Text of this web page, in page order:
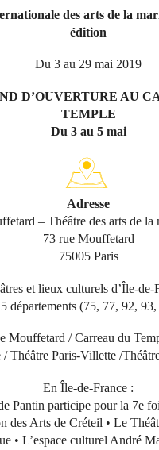
des arts de la
édition
Du 3 au 29 mai 2019
D’OUVERTURE AU
TEMPLE
Du 3 au 5 mai
Adresse
– Théâtre des arts de la
73 rue Mouffetard
75005 Paris
et lieux culturels d’Île-
5 départements (75, 77, 92,
Mouffetard / Carreau du
/Théâtre Paris-Villette /
En Île-de-France :
Pantin participe pour la 7e
des Arts de Créteil • Le
• L’espace culturel André